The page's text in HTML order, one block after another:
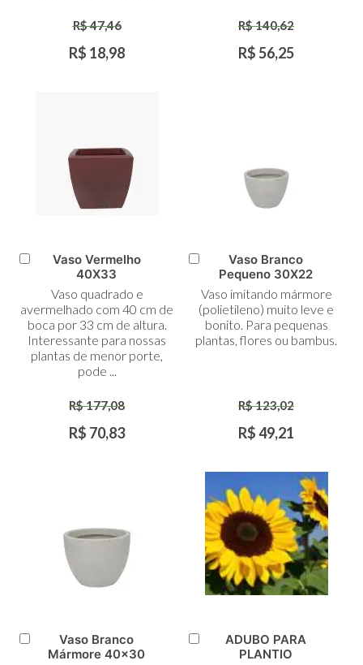
R$ 47,46
R$ 18,98
R$ 140,62
R$ 56,25
Carrinho
Vaso Vermelho
40X33
Vaso quadrado e
avermelhado com 40 cm de
boca por 33 cm de altura.
Interessante para nossas
plantas de menor porte,
pode ...
R$ 177,08
R$ 70,83
Adicionar
Carrinho
Vaso Branco
Pequeno 30X22
Vaso imitando mármore
(polietileno) muito leve e
bonito. Para pequenas
plantas, flores ou bambus.
R$ 123,02
R$ 49,21
Adicionar
Vaso Branco
Mármore 40x30
Adicionar
ADUBO PARA
PLANTIO